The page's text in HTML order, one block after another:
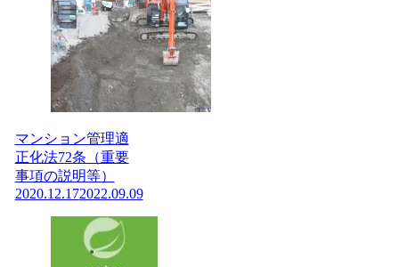
マンション管理適
正化法72条（重要
事項の説明等）
2020.12.172022.09.09